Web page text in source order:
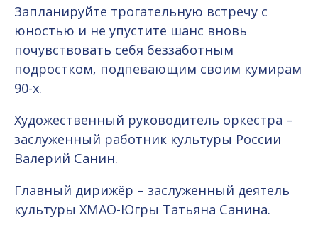
Запланируйте трогательную встречу с
юностью и не упустите шанс вновь
почувствовать себя беззаботным
подростком, подпевающим своим кумирам
90-х.
Художественный руководитель оркестра –
заслуженный работник культуры России
Валерий Санин.
Главный дирижёр – заслуженный деятель
культуры ХМАО-Югры Татьяна Санина.